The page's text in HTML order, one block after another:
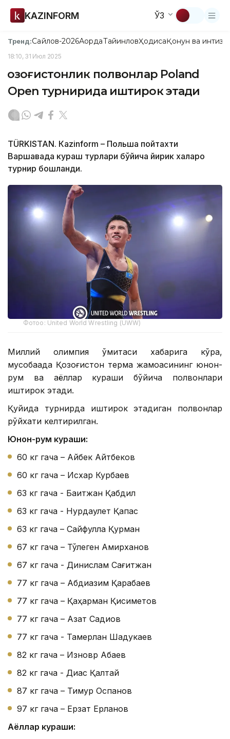
KAZINFORM ЎЗ
Тренд:Сайлов-2026АқордаТайинловҲодисаҚонун ва
18:10, 31 Июл 2025
Қозоғистонлик полвонлар Poland
Open турнирида иштирок этади
TÜRKISTAN. Кazinform – Польша пойтахти
Варшавада кураш турлари бўйича йирик халқаро
турнир бошланди.
Фотоo: United World Wrestling (UWW)
Миллий олимпия қўмитаси хабарига кўра,
мусобақада Қозоғистон терма жамоасининг юнон-
рум ва аёллар кураши бўйича полвонлари
иштирок этади.
Қуйида турнирда иштирок этадиган полвонлар
рўйхати келтирилган.
Юнон-рум кураши:
60 кг гача – Айбек Айтбеков
60 кг гача – Исхар Курбаев
63 кг гача - Бақитжан Қабдил
63 кг гача - Нурдаулет Қапас
63 кг гача – Сайфулла Қурман
67 кг гача – Тўлеген Амирханов
67 кг гача - Динислам Сағитжан
77 кг гача – Абдиазим Қарабаев
77 кг гача – Қаҳарман Қисиметов
77 кг гача – Азат Садиқов
77 кг гача - Тамерлан Шадукаев
82 кг гача – Изновр Абаев
82 кг гача - Диас Қалтай
87 кг гача – Тимур Оспанов
97 кг гача – Ерзат Ерланов
Аёллар кураши: